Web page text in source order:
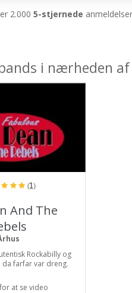
2.000 5-stjernede
i nærheden
(1)
And The
Rockabilly og
da farfar var dreng.
at se video